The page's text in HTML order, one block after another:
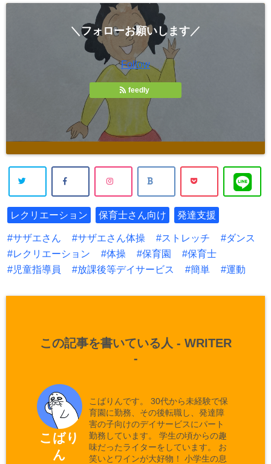
＼フォローお願いします／
Follow
feedly
レクリエーション 保育士さん向け 発達支援
サザエさん サザエさん体操 ストレッチ
ダンス
レクリエーション
体操 保育園
保育士
児童指導員
放課後等デイサービス 簡単 運動
この記事を書いている人 - WRITER
-
こばり
ん
こばりんです。 30代から未経験で保
育園に勤務、その後転職し、発達障
害の子向けのデイサービスにパート
勤務しています。 学生の頃からの趣
味だったライターをしています。 お
笑いとワインが大好物！ 小学生の息